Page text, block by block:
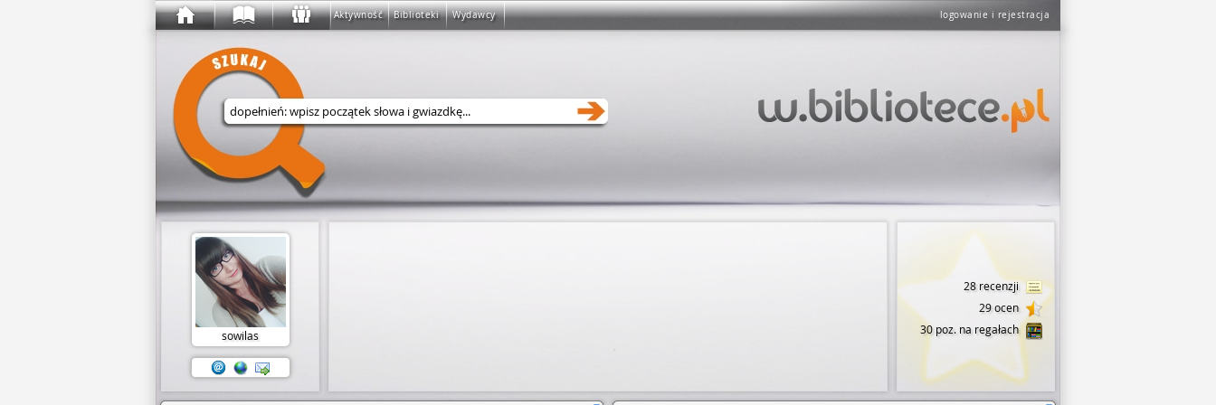
logowanie i rejestracja
Aktywność Biblioteki Wydawcy
Wyszukaj w serwisie
sowilas
28 recenzji
29 ocen
30 poz. na regałach